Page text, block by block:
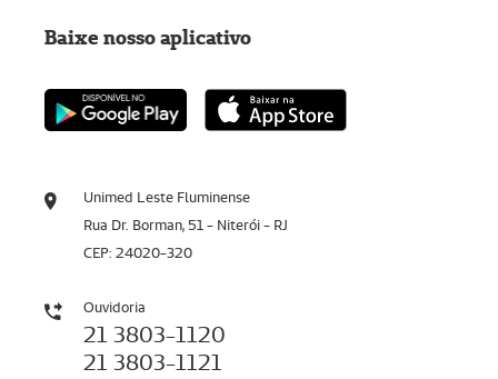
Unimed Leste Fluminense
Rua Dr. Borman, 51 - Niterói - RJ
CEP: 24020-320
Ouvidoria
21 3803-1120
21 3803-1121
Baixe nosso aplicativo